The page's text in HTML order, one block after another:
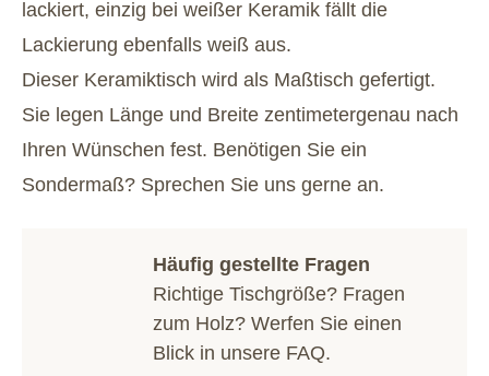
lackiert, einzig bei weißer Keramik fällt die
Lackierung ebenfalls weiß aus.
Dieser Keramiktisch wird als Maßtisch gefertigt.
Sie legen Länge und Breite zentimetergenau nach
Ihren Wünschen fest. Benötigen Sie ein
Sondermaß? Sprechen Sie uns gerne an.
Häufig gestellte Fragen
Richtige Tischgröße? Fragen
zum Holz? Werfen Sie einen
Blick in unsere FAQ.